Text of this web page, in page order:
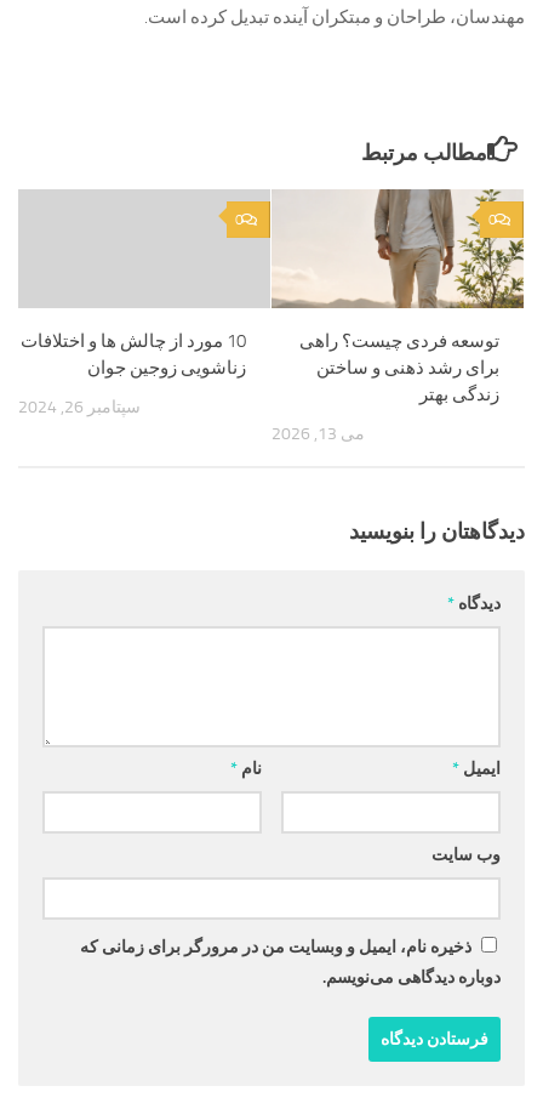
مهندسان، طراحان و مبتکران آینده تبدیل کرده است.
مطالب مرتبط
0
10 مورد از چالش ها و اختلافات
زناشویی زوجین جوان
سپتامبر 26, 2024
0
توسعه فردی چیست؟ راهی
برای رشد ذهنی و ساختن
زندگی بهتر
می 13, 2026
دیدگاهتان را بنویسید
دیدگاه *
نام * ایمیل *
وب‌ سایت
ذخیره نام، ایمیل و وبسایت من در مرورگر برای زمانی که
دوباره دیدگاهی می‌نویسم.